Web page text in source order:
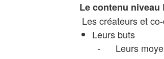
Le contenu niveau
Les créateurs et
Leurs buts
- Leurs